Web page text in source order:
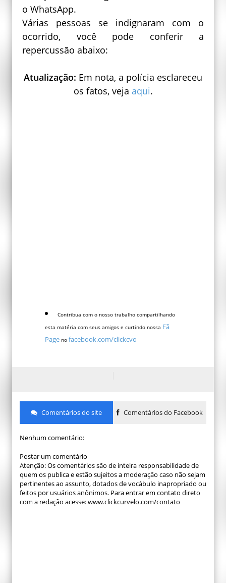
o WhatsApp.
Várias pessoas se indignaram com o
ocorrido, você pode conferir a
repercussão abaixo:
Atualização: Em nota, a polícia esclareceu
os fatos, veja aqui.
Contribua com o nosso trabalho compartilhando
esta matéria com seus amigos e curtindo nossa Fã
Page no facebook.com/clickcvo
Comentários do site Comentários do Facebook
Nenhum comentário:
Postar um comentário
Atenção: Os comentários são de inteira responsabilidade de
quem os publica e estão sujeitos a moderação caso não sejam
pertinentes ao assunto, dotados de vocábulo inapropriado ou
feitos por usuários anônimos. Para entrar em contato direto
com a redação acesse: www.clickcurvelo.com/contato